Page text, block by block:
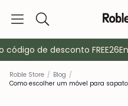
Pesquisa
de desconto FREE26
Roble Store / Blog /
Como escolher um móvel para